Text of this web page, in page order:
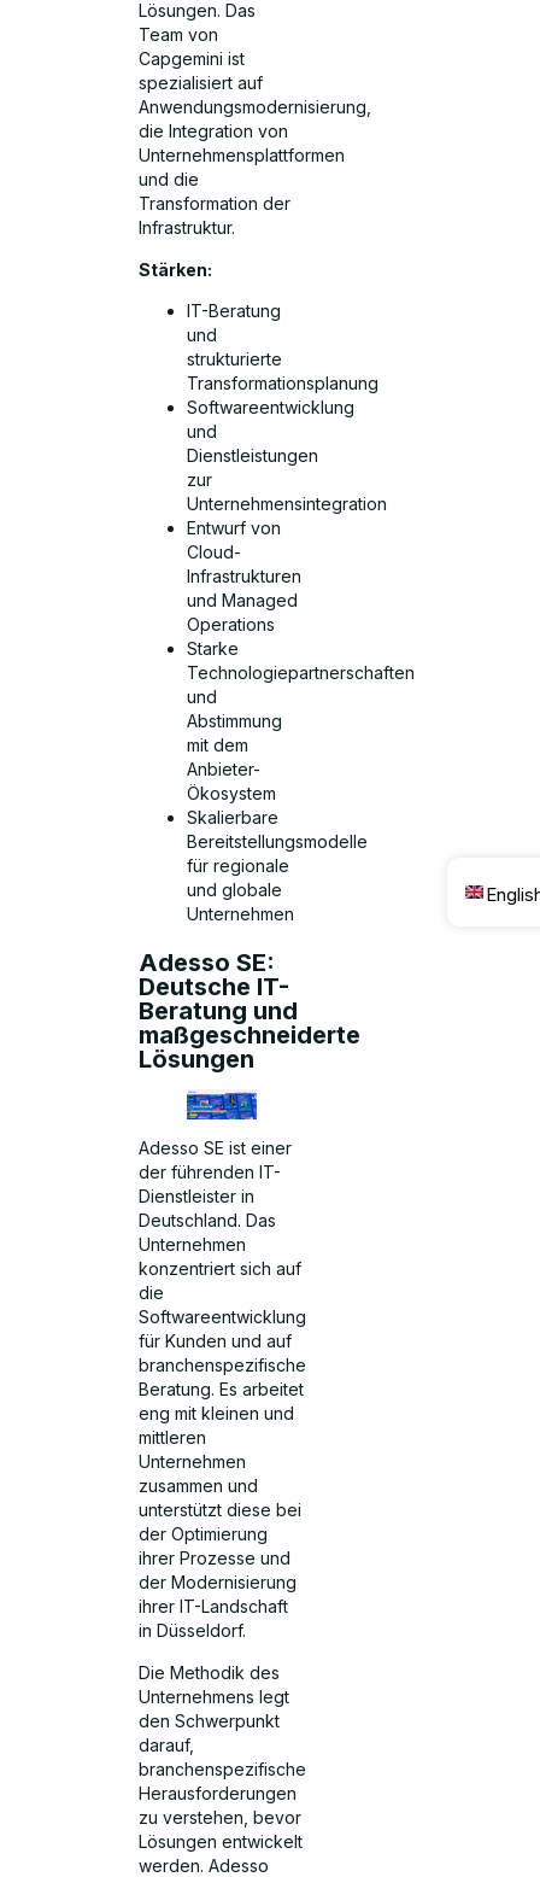
Lösungen. Das
Team von
Capgemini ist
spezialisiert auf
Anwendungsmodernisierung,
die Integration von
Unternehmensplattformen
und die
Transformation der
Infrastruktur.
Stärken:
IT-Beratung
und
strukturierte
Transformationsplanung
Softwareentwicklung
und
Dienstleistungen
zur
Unternehmensintegration
Entwurf von
Cloud-
Infrastrukturen
und Managed
Operations
Starke
Technologiepartnerschaften
und
Abstimmung
mit dem
Anbieter-
Ökosystem
Skalierbare
Bereitstellungsmodelle
für regionale
und globale
Unternehmen
Adesso SE:
Deutsche IT-
Beratung und
maßgeschneiderte
Lösungen
Adesso SE ist einer
der führenden IT-
Dienstleister in
Deutschland. Das
Unternehmen
konzentriert sich auf
die
Softwareentwicklung
für Kunden und auf
branchenspezifische
Beratung. Es arbeitet
eng mit kleinen und
mittleren
Unternehmen
zusammen und
unterstützt diese bei
der Optimierung
ihrer Prozesse und
der Modernisierung
ihrer IT-Landschaft
in Düsseldorf.
Die Methodik des
Unternehmens legt
den Schwerpunkt
darauf,
branchenspezifische
Herausforderungen
zu verstehen, bevor
Lösungen entwickelt
werden. Adesso